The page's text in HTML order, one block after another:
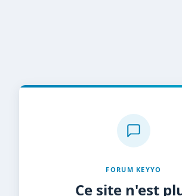
FORUM KEYYO
Ce site n'est